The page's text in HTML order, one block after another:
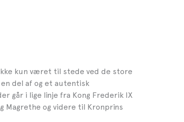
kun været til stede ved de store
del af og et autentisk
går i lige linje fra Kong Frederik IX
Magrethe og videre til Kronprins